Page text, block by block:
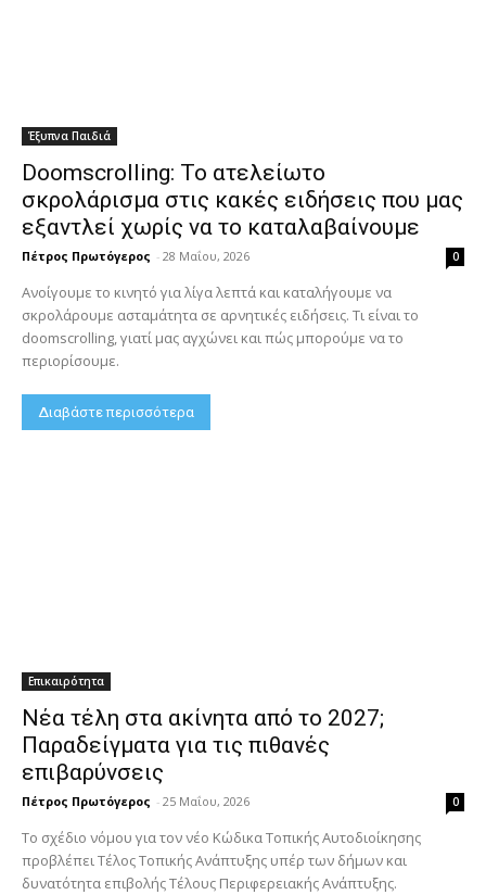
Έξυπνα Παιδιά
Doomscrolling: Το ατελείωτο
σκρολάρισμα στις κακές ειδήσεις που μας
εξαντλεί χωρίς να το καταλαβαίνουμε
Πέτρος Πρωτόγερος - 28 Μαΐου, 2026 0
Ανοίγουμε το κινητό για λίγα λεπτά και καταλήγουμε να
σκρολάρουμε ασταμάτητα σε αρνητικές ειδήσεις. Τι είναι το
doomscrolling, γιατί μας αγχώνει και πώς μπορούμε να το
περιορίσουμε.
Διαβάστε περισσότερα
Επικαιρότητα
Νέα τέλη στα ακίνητα από το 2027;
Παραδείγματα για τις πιθανές
επιβαρύνσεις
Πέτρος Πρωτόγερος - 25 Μαΐου, 2026 0
Το σχέδιο νόμου για τον νέο Κώδικα Τοπικής Αυτοδιοίκησης
προβλέπει Τέλος Τοπικής Ανάπτυξης υπέρ των δήμων και
δυνατότητα επιβολής Τέλους Περιφερειακής Ανάπτυξης.